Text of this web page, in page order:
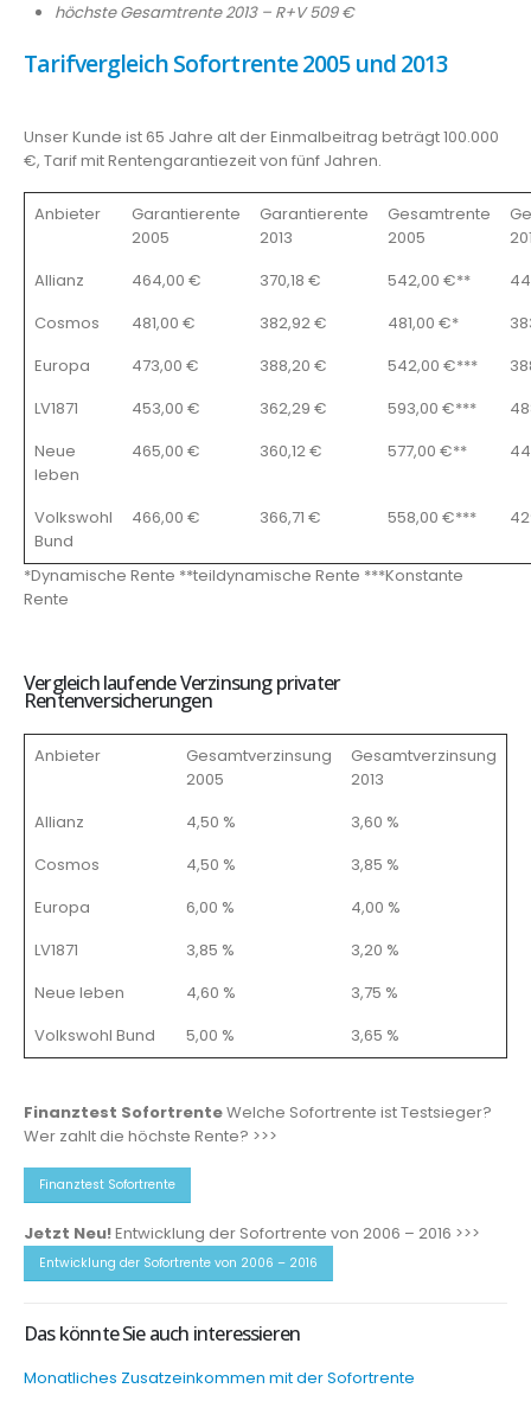
höchste Gesamtrente 2013 – R+V 509 €
Tarifvergleich Sofortrente 2005 und 2013
Unser Kunde ist 65 Jahre alt der Einmalbeitrag beträgt 100.000
€, Tarif mit Rentengarantiezeit von fünf Jahren.
Anbieter
Garantierente
2005
Garantierente
2013
Gesamtrente
2005
Allianz
464,00 € 370,18 € 542,00 €**
Cosmos
481,00 € 382,92 € 481,00 €*
Europa
473,00 € 388,20 € 542,00 €***
LV1871
453,00 € 362,29 € 593,00 €***
Neue
leben
465,00 € 360,12 € 577,00 €**
Volkswohl
Bund
466,00 € 366,71 € 558,00 €***
*Dynamische Rente **teildynamische Rente ***Konstante
Rente
Vergleich laufende Verzinsung privater
Rentenversicherungen
Anbieter
Gesamtverzinsung
2005
Gesamtverzinsung
2013
Allianz
4,50 %
3,60 %
Cosmos
4,50 %
3,85 %
Europa
6,00 %
4,00 %
LV1871
3,85 %
3,20 %
Neue leben
4,60 %
3,75 %
Volkswohl Bund
5,00 % 3,65 %
Finanztest SofortrenteWelche Sofortrente ist Testsieger?
Wer zahlt die höchste Rente? >>>
Finanztest Sofortrente
Jetzt Neu!Entwicklung der Sofortrente von 2006 – 2016 >>>
Entwicklung der Sofortrente von 2006 – 2016
Das könnte Sie auch interessieren
Monatliches Zusatzeinkommen mit der Sofortrente